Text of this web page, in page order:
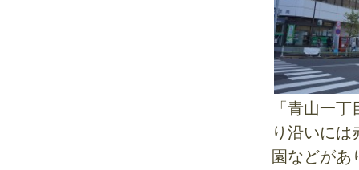
「青山一
り沿いに
園などがあ